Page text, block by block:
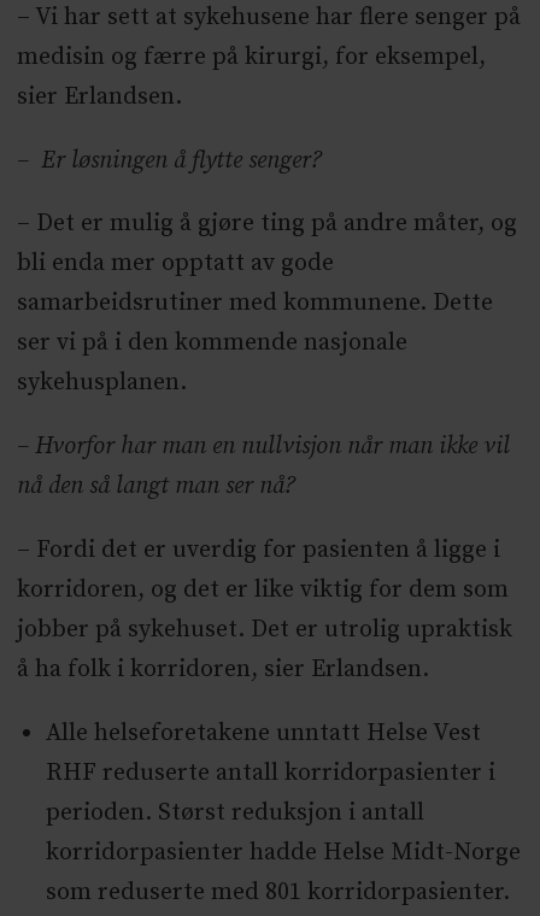
– Vi har sett at sykehusene har flere senger på
medisin og færre på kirurgi, for eksempel,
sier Erlandsen.
– Er løsningen å flytte senger?
– Det er mulig å gjøre ting på andre måter, og
bli enda mer opptatt av gode
samarbeidsrutiner med kommunene. Dette
ser vi på i den kommende nasjonale
sykehusplanen.
– Hvorfor har man en nullvisjon når man ikke vil
nå den så langt man ser nå?
– Fordi det er uverdig for pasienten å ligge i
korridoren, og det er like viktig for dem som
jobber på sykehuset. Det er utrolig upraktisk
å ha folk i korridoren, sier Erlandsen.
Alle helseforetakene unntatt Helse Vest
RHF reduserte antall korridorpasienter i
perioden. Størst reduksjon i antall
korridorpasienter hadde Helse Midt-Norge
som reduserte med 801 korridorpasienter.